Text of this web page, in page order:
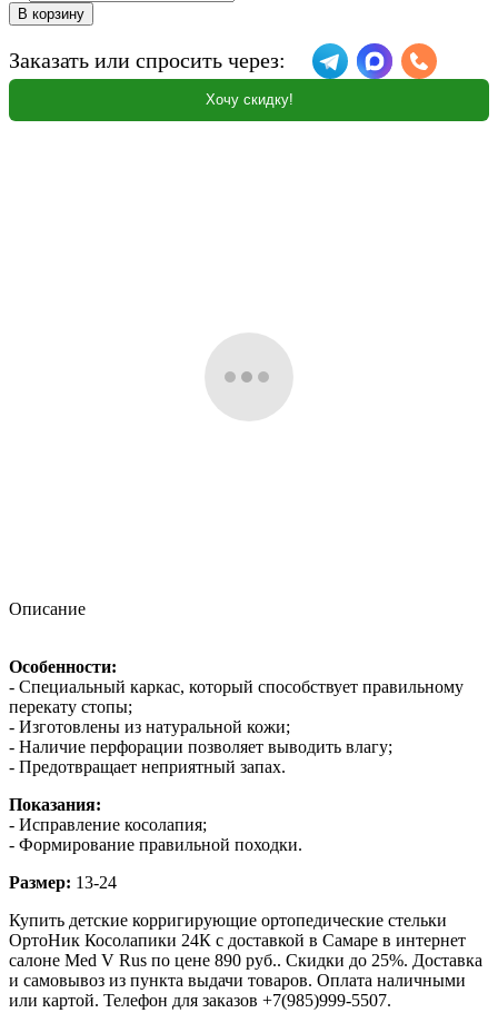
В корзину
Заказать или спросить через:
Хочу скидку!
Описание
Особенности:
- Специальный каркас, который способствует правильному
перекату стопы;
- Изготовлены из натуральной кожи;
- Наличие перфорации позволяет выводить влагу;
- Предотвращает неприятный запах.
Показания:
- Исправление косолапия;
- Формирование правильной походки.
Размер: 13-24
Купить детские корригирующие ортопедические стельки
ОртоНик Косолапики 24К с доставкой в Самаре в интернет
салоне Med V Rus по цене 890 руб.. Скидки до 25%. Доставка
и самовывоз из пункта выдачи товаров. Оплата наличными
или картой. Телефон для заказов +7(985)999-5507.